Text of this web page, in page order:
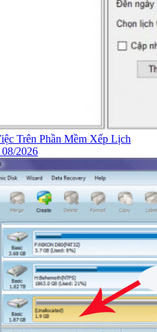
Trên Phần Mềm Xếp Lịch
2026